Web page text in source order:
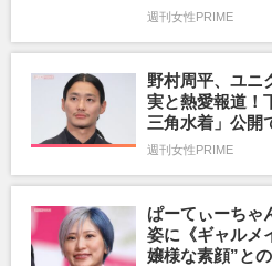
週刊女性PRIME
野村周平、ユニ
実と熱愛報道！
三角水着」公開
週刊女性PRIME
ぱーてぃーちゃ
姿に《ギャルメ
嬢様な素顔”と